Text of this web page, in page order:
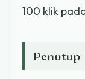
100 klik
Penutup